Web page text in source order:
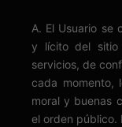
A. El Usuario se
y lícito del sitio
servicios, de
cada momento,
moral y buenas
el orden público.